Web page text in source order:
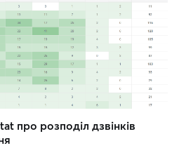
про розподіл дзвінків